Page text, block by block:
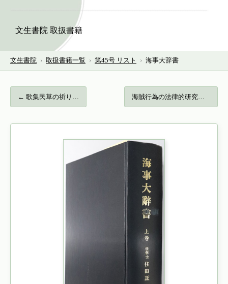
文生書院 取扱書籍
文生書院 › 取扱書籍一覧 › 第45号 リスト › 海事大辞書
← 歌集民草の祈り… 海賊行為の法律的研究… →